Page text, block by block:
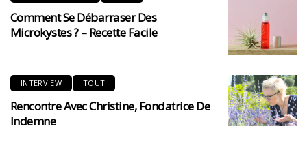
Comment Se Débarraser Des
Microkystes ? – Recette Facile
INTERVIEW TOUT
Rencontre Avec Christine, Fondatrice De
Indemne